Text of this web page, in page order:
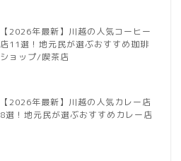
【2026年最新】川越の人気コーヒー
店11選！地元民が選ぶおすすめ珈琲
ショップ/喫茶店
【2026年最新】川越の人気カレー店
8選！地元民が選ぶおすすめカレー店